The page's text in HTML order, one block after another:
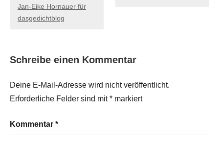
Jan-Eike Hornauer für
dasgedichtblog
Schreibe einen Kommentar
Deine E-Mail-Adresse wird nicht veröffentlicht.
Erforderliche Felder sind mit* markiert
Kommentar *